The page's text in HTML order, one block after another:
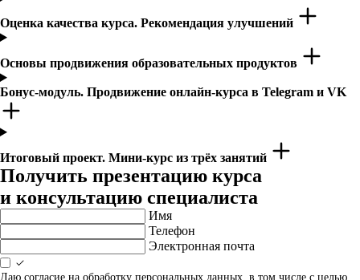
Оценка качества курса. Рекомендация улучшений
Основы продвижения образовательных продуктов
Бонус-модуль. Продвижение онлайн-курса в Telegram и VK
Итоговый проект. Мини-курс из трёх занятий
Получить презентацию курса
и консультацию специалиста
Имя
Телефон
Электронная почта
Даю согласие на обработку персональных данных, в том числе с целью